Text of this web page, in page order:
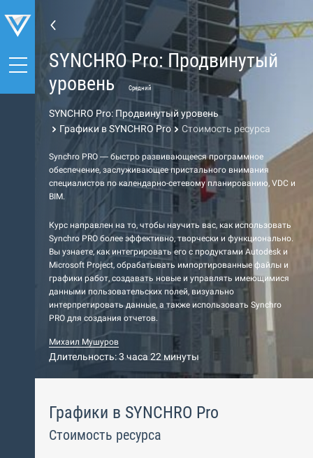
SYNCHRO Pro: Продвинутый
уровень
Средний
SYNCHRO Pro: Продвинутый уровень
Графики в SYNCHRO Pro
Стоимость ресурса
Synchro PRO — быстро развивающееся программное
обеспечение, заслуживающее пристального внимания
специалистов по календарно-сетевому планированию, VDC и
BIM.
Курс направлен на то, чтобы научить вас, как использовать
Synchro PRO более эффективно, творчески и функционально.
Вы узнаете, как интегрировать его с продуктами Autodesk и
Microsoft Project, обрабатывать импортированные файлы и
графики работ, создавать новые и управлять имеющимися
данными пользовательских полей, визуально
интерпретировать данные, а также использовать Synchro
PRO для создания отчетов.
Михаил Мушуров
Длительность: 3 часа 22 минуты
Графики в SYNCHRO Pro
Стоимость ресурса